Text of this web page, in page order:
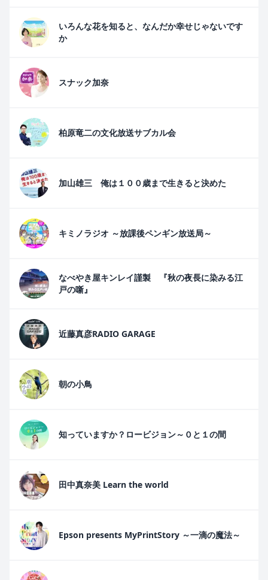
いろんな花を知ると、なんだか幸せじゃないです
か
スナック加奈
柏原竜二の文化放送サブカル会
加山雄三 俺は１００歳まで生きると決めた
キミノラジオ ～放課後ペンギン放送局～
なべやき屋キンレイ謹製 『秋の夜長に染みる江
戸の噺』
近藤真彦RADIO GARAGE
朝の小鳥
知っていますか？ロービジョン～０と１の間
田中真奈美 Learn the world
Epson presents MyPrintStory ～一滴の魔法～